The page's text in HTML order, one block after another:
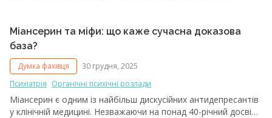
кордону.
Міансерин та міфи: що каже сучасна доказова
база?
Думка фахівця
30 грудня, 2025
Психіатрія Органічні психічні розлади
Міансерин є одним із найбільш дискусійних антидепресантів
у клінічній медицині. Незважаючи на понад 40-річний досвід